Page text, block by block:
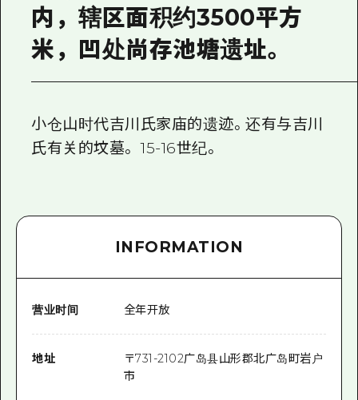
照片下载
灾难发生期间的交通信息
内，辖区面积约3500平方
米，凹处尚存池塘遗址。
小仓山时代吉川氏家庙的遗迹。还有与吉川
氏有关的坟墓。 15-16世纪。
INFORMATION
营业时间 全年开放
地址 〒731-2102广岛县山形郡北广岛町岩户
市